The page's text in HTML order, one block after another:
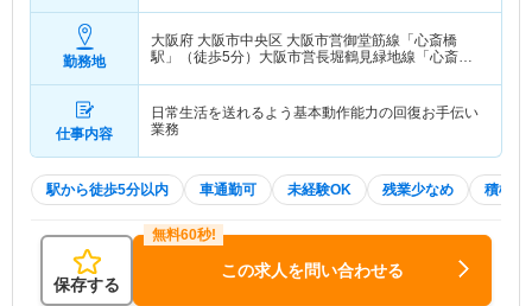
勤務地
大阪府 大阪市中央区 大阪市営御堂筋線「心斎橋
駅」（徒歩5分）大阪市営長堀鶴見緑地線「心斎橋
仕事内容
日常生活を送れるよう基本動作能力の回復お手伝い
業務
駅から徒歩5分以内 車通勤可 未経験OK 残業少なめ 積極採
保存する
この求人を問い合わせる